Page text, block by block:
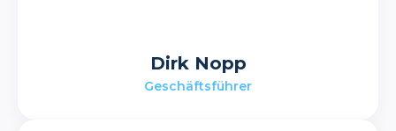
Dirk Nopp
Geschäftsführer